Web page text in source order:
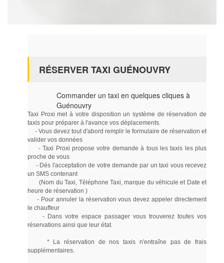
RÉSERVER TAXI GUÉNOUVRY
Commander un taxi en quelques cliques à
Guénouvry
Taxi Proxi met à votre disposition un système de réservation de
taxis pour préparer à l'avance vos déplacements.
- Vous devez tout d'abord remplir le formulaire de réservation et
valider vos données
- Taxi Proxi propose votre demande à tous les taxis les plus
proche de vous
- Dés l'acceptation de votre demande par un taxi vous recevez
un SMS contenant
(Nom du Taxi, Téléphone Taxi, marque du véhicule et Date et
heure de réservation )
- Pour annuler la réservation vous devez appeler directement
le chauffeur
- Dans votre espace passager vous trouverez toutes vos
réservations ainsi que leur état.
* La réservation de nos taxis n'entraîne pas de frais
supplémentaires.